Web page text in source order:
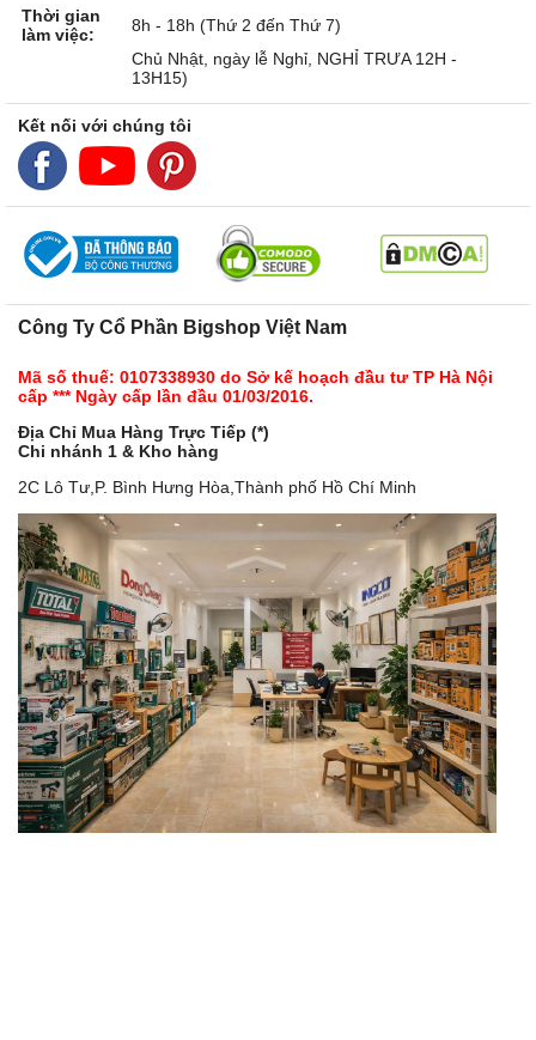
Thời gian
làm việc:
8h - 18h (Thứ 2 đến Thứ 7)
Chủ Nhật, ngày lễ Nghỉ, NGHỈ TRƯA 12H -
13H15)
Kết nối với chúng tôi
Công Ty Cổ Phần Bigshop Việt Nam
Mã số thuế: 0107338930 do Sở kế hoạch đầu tư TP Hà Nội
cấp *** Ngày cấp lần đầu 01/03/2016.
Địa Chỉ Mua Hàng Trực Tiếp (*)
Chi nhánh 1 & Kho hàng
2C Lô Tư,P. Bình Hưng Hòa,Thành phố Hồ Chí Minh